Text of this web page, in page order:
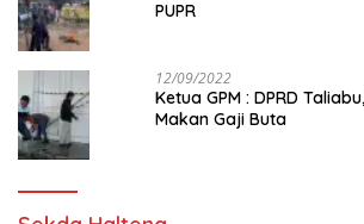
PUPR
12/09/2022
Ketua GPM : DPRD
Makan Gaji Buta